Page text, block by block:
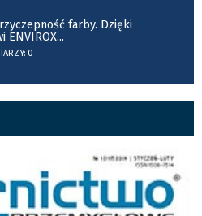
farby. Dzięki
ENVIROX...
0